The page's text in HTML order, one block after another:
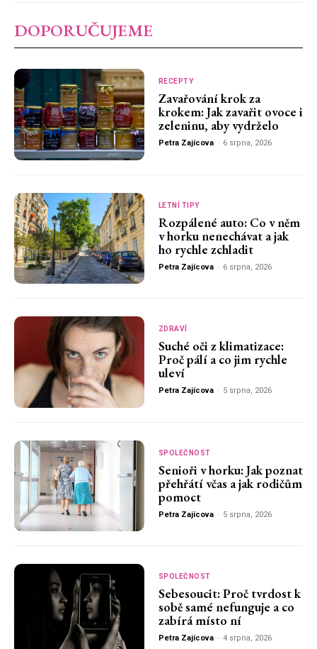
DOPORUČUJEME
RECEPTY
Zavařování krok za
krokem: Jak zavařit ovoce i
zeleninu, aby vydrželo
Petra Zajícova - 6 srpna, 2026
LETNÍ TIPY
Rozpálené auto: Co v něm
v horku nenechávat a jak
ho rychle zchladit
Petra Zajícova - 6 srpna, 2026
ZDRAVÍ
Suché oči z klimatizace:
Proč pálí a co jim rychle
uleví
Petra Zajícova - 5 srpna, 2026
SPOLEČNOST
Senioři v horku: Jak poznat
přehřátí včas a jak rodičům
pomoct
Petra Zajícova - 5 srpna, 2026
SPOLEČNOST
Sebesoucit: Proč tvrdost k
sobě samé nefunguje a co
zabírá místo ní
Petra Zajícova - 4 srpna, 2026